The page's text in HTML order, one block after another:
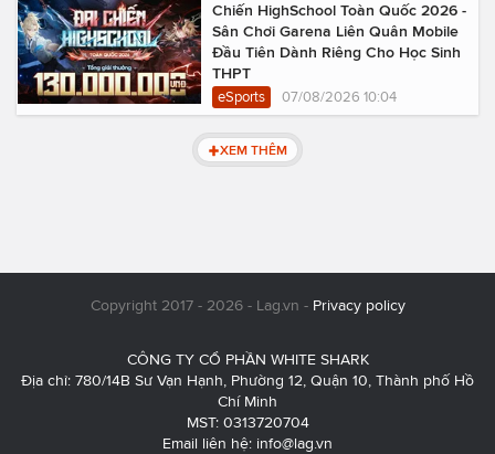
Chiến HighSchool Toàn Quốc 2026 -
Sân Chơi Garena Liên Quân Mobile
Đầu Tiên Dành Riêng Cho Học Sinh
THPT
eSports 07/08/2026 10:04
XEM THÊM
Copyright 2017 - 2026 - Lag.vn - Privacy policy
CÔNG TY CỔ PHẦN WHITE SHARK
Địa chỉ: 780/14B Sư Vạn Hạnh, Phường 12, Quận 10, Thành phố Hồ
Chí Minh
MST: 0313720704
Email liên hệ: info@lag.vn